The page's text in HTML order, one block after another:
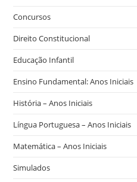
Concursos
Direito Constitucional
Educação Infantil
Ensino Fundamental: Anos Iniciais
História – Anos Iniciais
Língua Portuguesa – Anos Iniciais
Matemática – Anos Iniciais
Simulados